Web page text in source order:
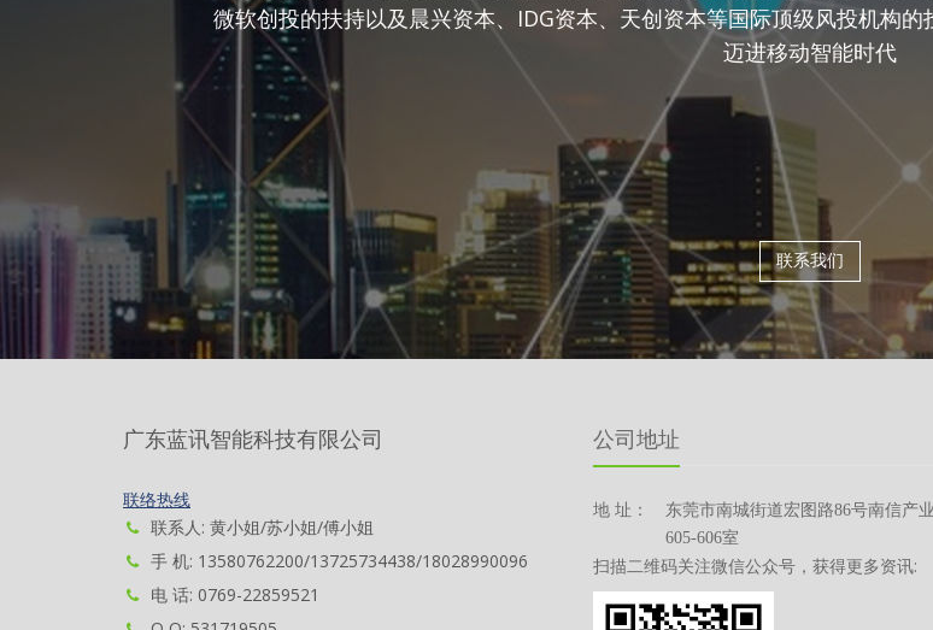
微软创投的扶持以及晨兴资本、IDG资本、天创资本等国际顶级风投机构
迈进移动智能时代
联系我们
广东蓝讯智能科技有限公司
联络热线
联系人: 黄小姐/苏小姐/傅小姐
手 机: 13580762200/13725734438/18028990096
电 话: 0769-22859521
公司地址
地 址：
东莞市南城街道宏图路86号南信产
605-606室
扫描二维码关注微信公众号，获得更多资讯: